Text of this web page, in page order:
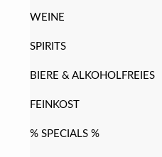
WEINE
SPIRITS
BIERE & ALKOHOLFREIES
FEINKOST
% SPECIALS %